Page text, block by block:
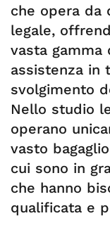
che opera da
legale,
vasta gamma
assistenza in
svolgimento
Nello studio
operano
vasto
cui sono in
che hanno
qualificata e